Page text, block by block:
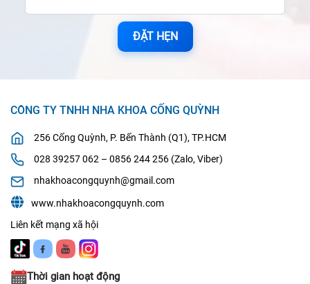
ĐẶT HẸN
CÔNG TY TNHH NHA KHOA CỐNG QUỲNH
256 Cống Quỳnh, P. Bến Thành (Q1), TP.HCM
028 39257 062 – 0856 244 256 (Zalo, Viber)
nhakhoacongquynh@gmail.com
www.nhakhoacongquynh.com
Liên kết mạng xã hội
Thời gian hoạt động